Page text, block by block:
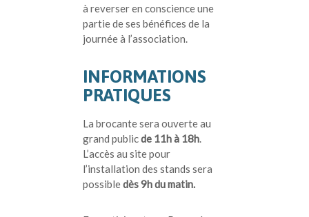
à reverser en conscience une
partie de ses bénéfices de la
journée à l’association.
INFORMATIONS
PRATIQUES
La brocante sera ouverte au
grand publicde 11h à 18h.
L’accès au site pour
l’installation des stands sera
possibledès 9h du matin.